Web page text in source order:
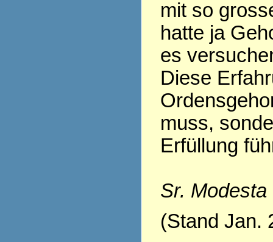
mit so
hatte ja
es
Diese
muss,
Erfüllung
Sr.
(Stand Jan.